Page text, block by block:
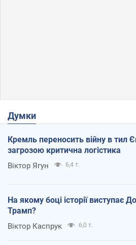
Думки
Кремль переносить війну в тил
загрозою критична логістика
Віктор Ягун 6,4 т.
На якому боці історії виступає
Трамп?
Віктор Каспрук 6,0 т.